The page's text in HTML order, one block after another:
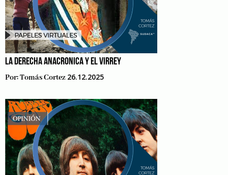
LA DERECHA ANACRONICA Y EL VIRREY
Por:Tomás Cortez 26.12.2025